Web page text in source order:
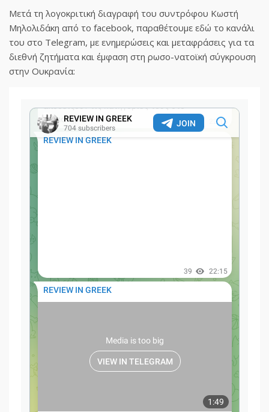
Μετά τη λογοκριτική διαγραφή του συντρόφου Κωστή
Μηλολιδάκη από το facebook, παραθέτουμε εδώ το κανάλι
του στο Telegram, με ενημερώσεις και μεταφράσεις για τα
διεθνή ζητήματα και έμφαση στη ρωσο-νατοϊκή σύγκρουση
στην Ουκρανία: